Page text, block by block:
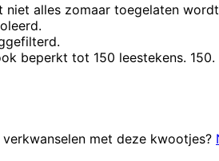
niet alles zomaar toegelaten
beperkt tot 150 leestekens. 150.
met deze kwootjes?